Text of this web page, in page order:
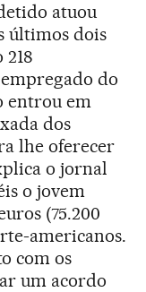
atuou
últimos dois
do
entrou em
dos
lhe oferecer
o jornal
o jovem
(75.200
americanos.
com os
um acordo